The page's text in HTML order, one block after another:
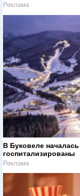
Реклама
В Буковеле
госпитализированы
Реклама